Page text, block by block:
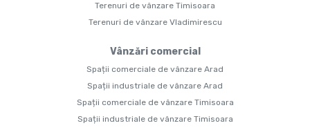
Terenuri de vânzare Timisoara
Terenuri de vânzare Vladimirescu
Vânzări comercial
Spații comerciale de vânzare Arad
Spații industriale de vânzare Arad
Spații comerciale de vânzare Timisoara
Spații industriale de vânzare Timisoara